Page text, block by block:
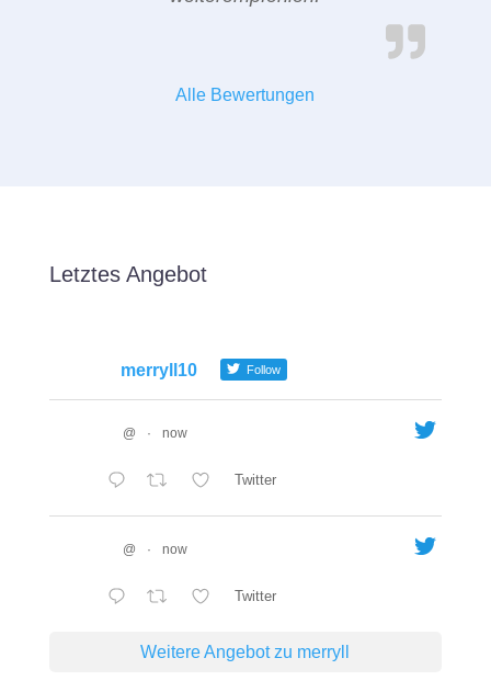
Alle Bewertungen
Letztes Angebot
merryll10 Follow
@ · now
Twitter
@ · now
Twitter
Weitere Angebot zu merryll